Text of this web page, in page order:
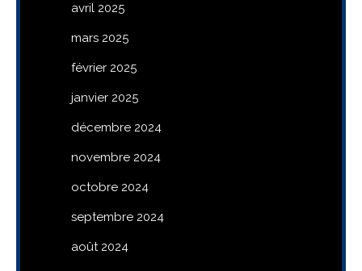
avril 2025
mars 2025
février 2025
janvier 2025
décembre 2024
novembre 2024
octobre 2024
septembre 2024
août 2024